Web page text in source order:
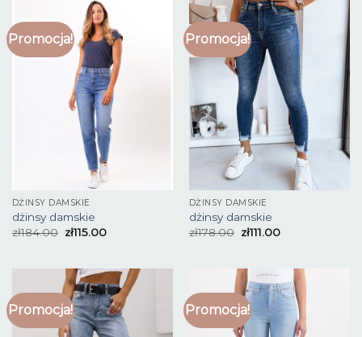
Promocja!
DŻINSY DAMSKIE
dżinsy damskie
zł184.00 zł115.00
Promocja!
DŻINSY DAMSKIE
dżinsy damskie
zł178.00 zł111.00
Promocja! Promocja!